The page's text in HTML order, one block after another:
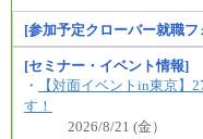
[参加予定クローバー就職フ
[セミナー・イベント情報]
・
【対面イベントin東京】
す！
2026/8/21 (金）